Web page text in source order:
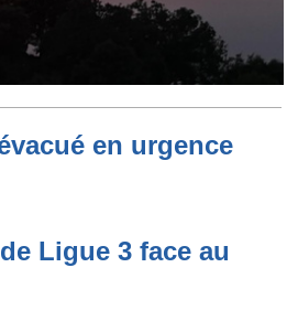
en urgence
Ligue 3 face au